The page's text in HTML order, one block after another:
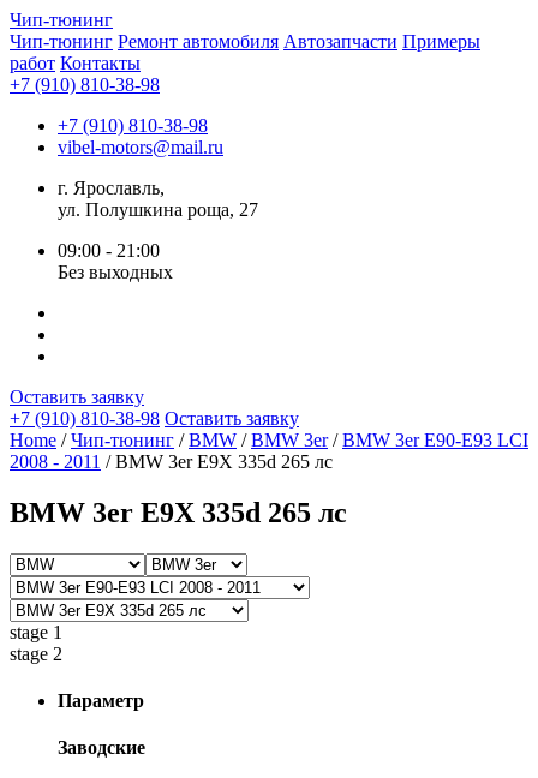
Чип-тюнинг
Чип-тюнинг Ремонт автомобиля Автозапчасти Примеры
работ Контакты
+7 (910) 810-38-98
+7 (910) 810-38-98
vibel-motors@mail.ru
г. Ярославль,
ул. Полушкина роща, 27
09:00 - 21:00
Без выходных
Оставить заявку
+7 (910) 810-38-98 Оставить заявку
Home /Чип-тюнинг /BMW /BMW 3er/BMW 3er E90-E93 LCI
2008 - 2011 / BMW 3er E9X 335d 265 лс
BMW 3er E9X 335d 265 лс
stage 1
stage 2
Параметр
Заводские